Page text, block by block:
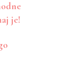
je!